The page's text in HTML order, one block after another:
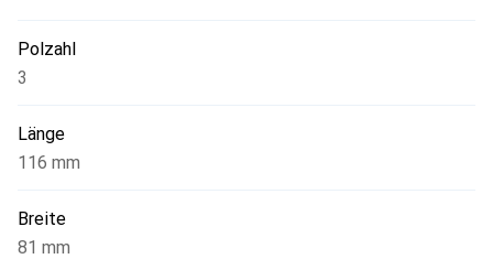
Polzahl
3
Länge
116 mm
Breite
81 mm